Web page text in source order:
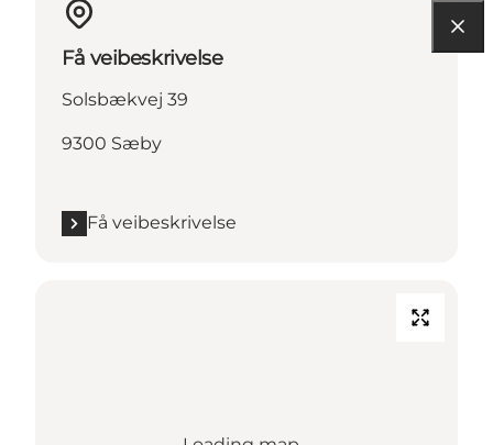
Få veibeskrivelse
Solsbækvej 39
9300 Sæby
Få veibeskrivelse